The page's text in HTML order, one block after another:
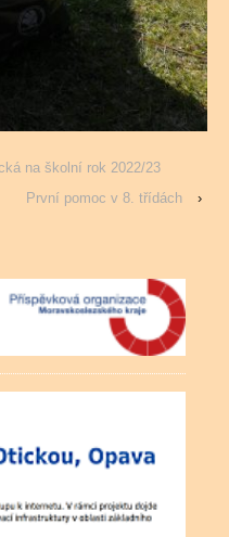
na školní rok 2022/23
První pomoc v 8. třídách
›